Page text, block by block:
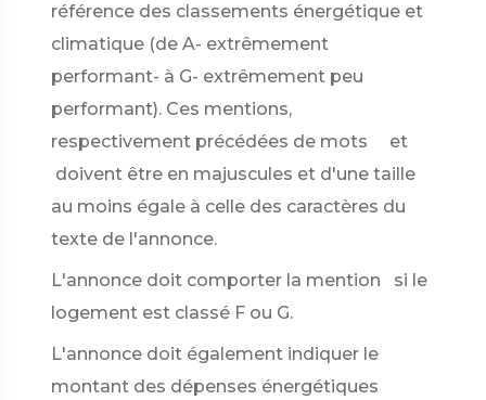
référence des classements énergétique et
climatique (de A- extrêmement
performant- à G- extrêmement peu
performant). Ces mentions,
respectivement précédées de mots
et
doivent être en majuscules et d'une taille
au moins égale à celle des caractères du
texte de l'annonce.
L'annonce doit comporter la mention
si le
logement est classé F ou G.
L'annonce doit également indiquer le
montant des dépenses énergétiques